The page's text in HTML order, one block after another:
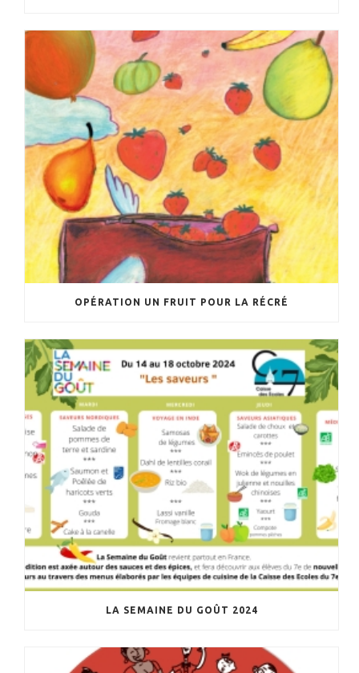
OPÉRATION UN FRUIT POUR LA RÉCRÉ
LA SEMAINE DU GOÛT 2024